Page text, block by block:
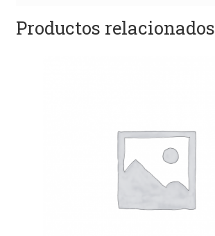
Productos relacionados